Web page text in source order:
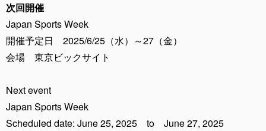
次回開催
Japan Sports Week
開催予定日 2025/6/25（水）～27（金）
会場 東京ビックサイト
Next event
Japan Sports Week
Scheduled date: June 25, 2025 to June 27, 2025